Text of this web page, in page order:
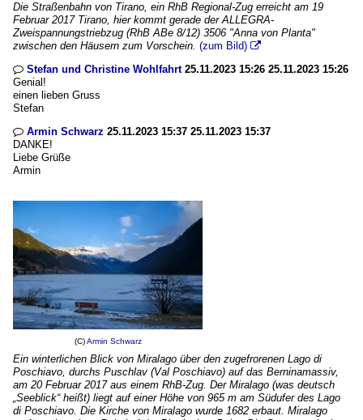
Die Straßenbahn von Tirano, ein RhB Regional-Zug erreicht am 19
Februar 2017 Tirano, hier kommt gerade der ALLEGRA-
Zweispannungstriebzug (RhB ABe 8/12) 3506 "Anna von Planta"
zwischen den Häusern zum Vorschein. (zum Bild) 
 Stefan und Christine Wohlfahrt25.11.2023 15:26 25.11.2023 15:26
Genial!
einen lieben Gruss
Stefan
 Armin Schwarz 25.11.2023 15:37 25.11.2023 15:37
DANKE!
Liebe Grüße
Armin
(C)Armin Schwarz
Ein winterlichen Blick von Miralago über den zugefrorenen Lago di
Poschiavo, durchs Puschlav (Val Poschiavo) auf das Berninamassiv,
am 20 Februar 2017 aus einem RhB-Zug. Der Miralago (was deutsch
„Seeblick“ heißt) liegt auf einer Höhe von 965 m am Südufer des Lago
di Poschiavo. Die Kirche von Miralago wurde 1682 erbaut. Miralago